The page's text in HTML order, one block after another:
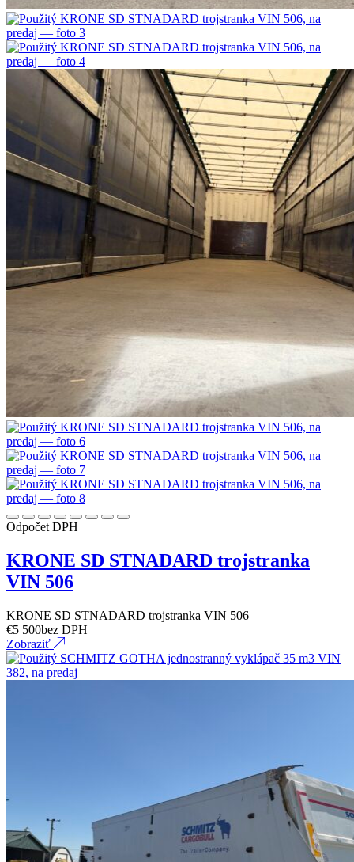
Odpočet DPH
KRONE SD STNADARD trojstranka
VIN 506
KRONE SD STNADARD trojstranka VIN 506
€5 500bez DPH
Zobraziť